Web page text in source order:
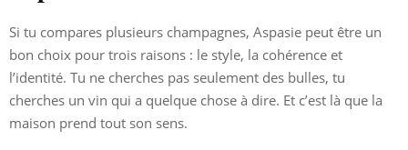
Si tu compares plusieurs champagnes, Aspasie peut être un
bon choix pour trois raisons : le style, la cohérence et
l’identité. Tu ne cherches pas seulement des bulles, tu
cherches un vin qui a quelque chose à dire. Et c’est là que la
maison prend tout son sens.